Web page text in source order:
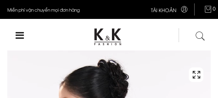
Miễn phí vận chuyển mọi đơn hàng TÀI KHOẢN 0